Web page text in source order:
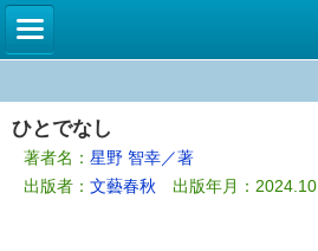
ひとでなし
著者名： 星野 智幸／著
出版者： 文藝春秋 出版年月：2024.10